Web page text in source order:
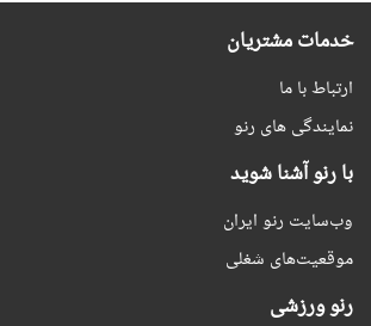
خدمات مشتریان
ارتباط با ما
نمایندگی های رنو
با رنو آشنا شوید
وب‌سایت رنو ایران
موقعیت‌های شغلی
رنو ورزشی